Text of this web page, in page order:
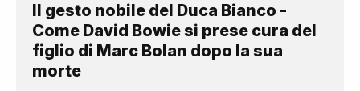
Il gesto nobile del Duca Bianco -
Come David Bowie si prese cura del
figlio di Marc Bolan dopo la sua
morte